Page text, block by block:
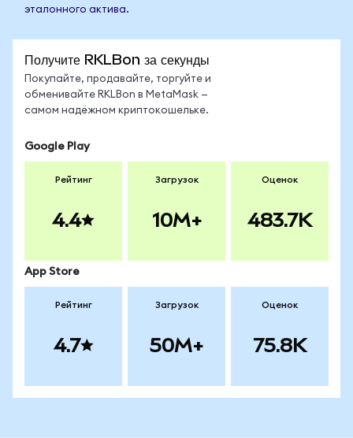
эталонного актива.
Получите RKLBon за секунды
Покупайте, продавайте, торгуйте и
обменивайте RKLBon в MetaMask —
самом надёжном криптокошельке.
Google Play
Рейтинг
4.4
Загрузок
10M+
Оценок
483.7K
App Store
Рейтинг
4.7
Загрузок
50M+
Оценок
75.8K